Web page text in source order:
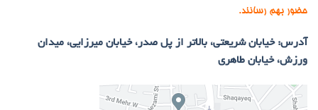
حضور بهم رسانند.
آدرس: خیابان شریعتی، بالاتر از پل صدر، خیابان میرزایی، میدان
ورزش، خیابان طاهری